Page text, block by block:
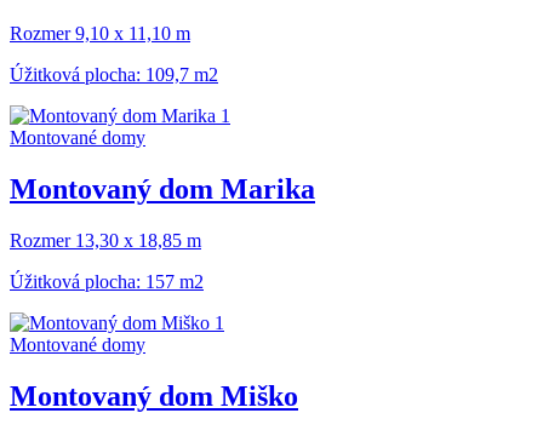
Rozmer 9,10 x 11,10 m
Úžitková plocha: 109,7 m2
Montované domy
Montovaný dom Marika
Rozmer 13,30 x 18,85 m
Úžitková plocha: 157 m2
Montované domy
Montovaný dom Miško